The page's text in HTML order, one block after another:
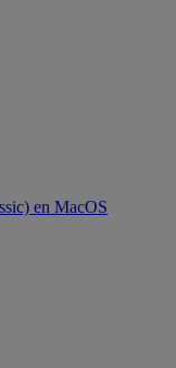
en MacOS